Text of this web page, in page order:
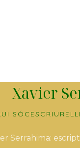
Xavier
SÓC ESCRIURE
Serrahima: